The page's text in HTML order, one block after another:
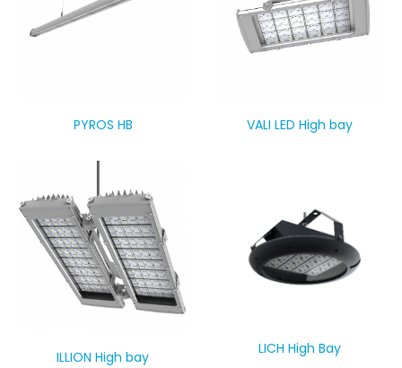
PYROS HB VALI LED High bay
ILLION High bay
LICH High Bay